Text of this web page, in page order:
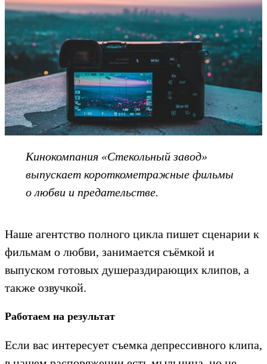
Кинокомпания «Стекольный завод»
выпускает короткометражные фильмы
о любви и предательстве.
Наше агентство полного цикла пишет сценарии к
фильмам о любви, занимается съёмкой и
выпуском готовых душераздирающих клипов, а
также озвучкой.
Работаем на результат
Если вас интересует съемка депрессивного клипа,